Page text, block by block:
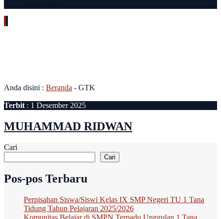
Anda disini : Beranda - GTK
Terbit : 1 Desember 2025
MUHAMMAD RIDWAN
Cari
Cari
Pos-pos Terbaru
Perpisahan Siswa/Siswi Kelas IX SMP Negeri TU 1 Tana
Tidung Tahun Pelajaran 2025/2026
Komunitas Belajar di SMPN Terpadu Unggulan 1 Tana